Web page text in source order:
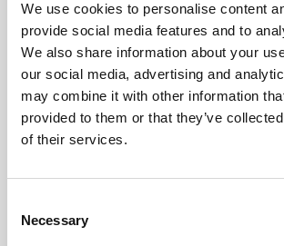
We use cookies to personalise content
provide social media features and to
We also share information about your
our social media, advertising and
may combine it with other information
provided to them or that they’ve
of their services.
Selection
Necessary
RECUPERÁNDOSE
CON CUIDADO
Las piezas utilizables se
recuperan meticulosamente
un entorno seguro de ESD, lo
daños ni contaminación.